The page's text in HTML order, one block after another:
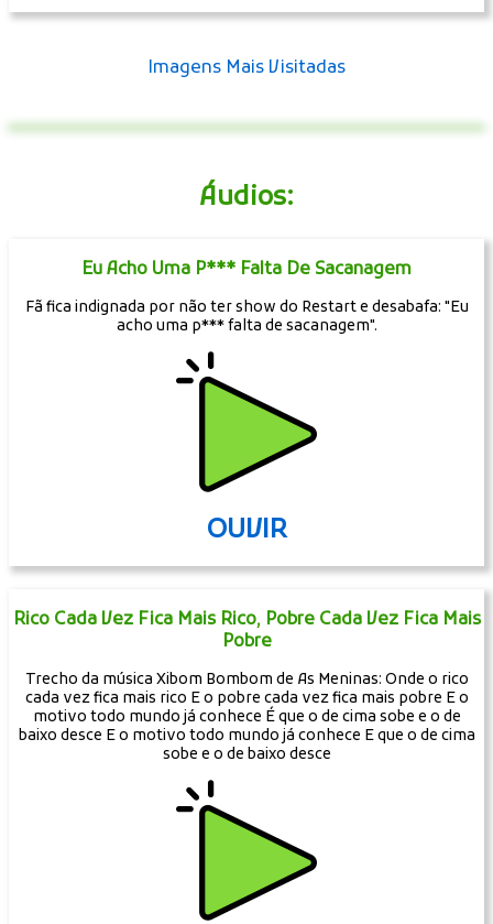
Imagens Mais Visitadas
Áudios:
Eu Acho Uma P*** Falta De Sacanagem
Fã fica indignada por não ter show do Restart e desabafa: "Eu
acho uma p*** falta de sacanagem".
OUVIR
Rico Cada Vez Fica Mais Rico, Pobre Cada Vez Fica Mais
Pobre
Trecho da música Xibom Bombom de As Meninas: Onde o rico
cada vez fica mais rico E o pobre cada vez fica mais pobre E o
motivo todo mundo já conhece É que o de cima sobe e o de
baixo desce E o motivo todo mundo já conhece E que o de cima
sobe e o de baixo desce